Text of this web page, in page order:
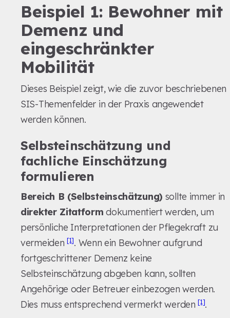
Beispiel 1: Bewohner mit
Demenz und
eingeschränkter
Mobilität
Dieses Beispiel zeigt, wie die zuvor beschriebenen
SIS-Themenfelder in der Praxis angewendet
werden können.
Selbsteinschätzung und
fachliche Einschätzung
formulieren
Bereich B (Selbsteinschätzung) sollte immer in
direkter Zitatform dokumentiert werden, um
persönliche Interpretationen der Pflegekraft zu
vermeiden [1]. Wenn ein Bewohner aufgrund
fortgeschrittener Demenz keine
Selbsteinschätzung abgeben kann, sollten
Angehörige oder Betreuer einbezogen werden.
Dies muss entsprechend vermerkt werden[1].